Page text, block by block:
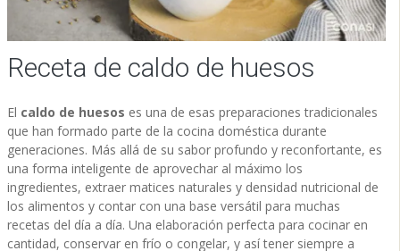
Receta de caldo de huesos
El caldo de huesos es una de esas preparaciones tradicionales
que han formado parte de la cocina doméstica durante
generaciones. Más allá de su sabor profundo y reconfortante, es
una forma inteligente de aprovechar al máximo los
ingredientes, extraer matices naturales y densidad nutricional de
los alimentos y contar con una base versátil para muchas
recetas del día a día. Una elaboración perfecta para cocinar en
cantidad, conservar en frío o congelar, y así tener siempre a